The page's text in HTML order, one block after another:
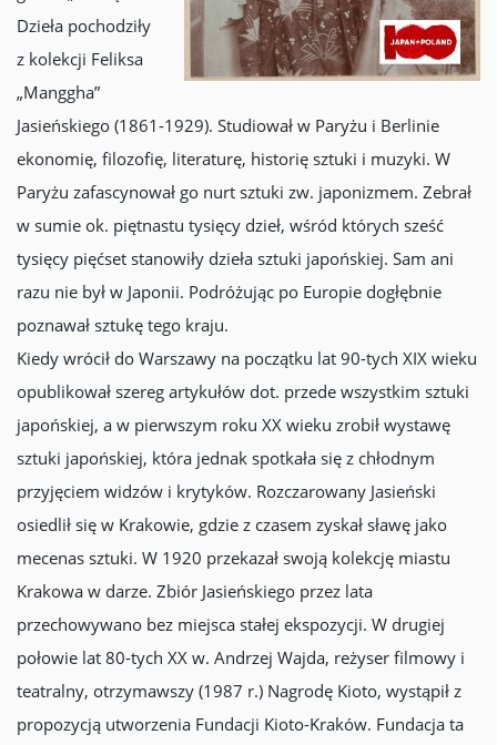
Dzieła pochodziły
z kolekcji Feliksa
„Manggha”
Jasieńskiego (1861-1929). Studiował w Paryżu i Berlinie
ekonomię, filozofię, literaturę, historię sztuki i muzyki. W
Paryżu zafascynował go nurt sztuki zw. japonizmem. Zebrał
w sumie ok. piętnastu tysięcy dzieł, wśród których sześć
tysięcy pięćset stanowiły dzieła sztuki japońskiej. Sam ani
razu nie był w Japonii. Podróżując po Europie dogłębnie
poznawał sztukę tego kraju.
Kiedy wrócił do Warszawy na początku lat 90-tych XIX wieku
opublikował szereg artykułów dot. przede wszystkim sztuki
japońskiej, a w pierwszym roku XX wieku zrobił wystawę
sztuki japońskiej, która jednak spotkała się z chłodnym
przyjęciem widzów i krytyków. Rozczarowany Jasieński
osiedlił się w Krakowie, gdzie z czasem zyskał sławę jako
mecenas sztuki. W 1920 przekazał swoją kolekcję miastu
Krakowa w darze. Zbiór Jasieńskiego przez lata
przechowywano bez miejsca stałej ekspozycji. W drugiej
połowie lat 80-tych XX w. Andrzej Wajda, reżyser filmowy i
teatralny, otrzymawszy (1987 r.) Nagrodę Kioto, wystąpił z
propozycją utworzenia Fundacji Kioto-Kraków. Fundacja ta